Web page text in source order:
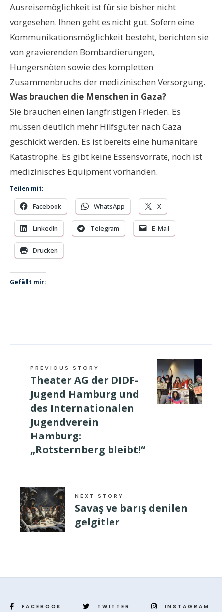
Ausreisemöglichkeit ist für sie bisher nicht
vorgesehen. Ihnen geht es nicht gut. Sofern eine
Kommunikationsmöglichkeit besteht, berichten sie
von gravierenden Bombardierungen,
Hungersnöten sowie des kompletten
Zusammenbruchs der medizinischen Versorgung.
Was brauchen die Menschen in Gaza?
Sie brauchen einen langfristigen Frieden. Es
müssen deutlich mehr Hilfsgüter nach Gaza
geschickt werden. Es ist bereits eine humanitäre
Katastrophe. Es gibt keine Essensvorräte, noch ist
medizinisches Equipment vorhanden.
Teilen mit:
Facebook WhatsApp X
LinkedIn Telegram E-Mail
Drucken
Gefällt mir:
PREVIOUS STORY
Theater AG der DIDF-
Jugend Hamburg und
des Internationalen
Jugendverein
Hamburg:
„Rotsternberg bleibt!“
NEXT STORY
Savaş ve barış denilen
gelgitler
FACEBOOK TWITTER INSTAGRAM